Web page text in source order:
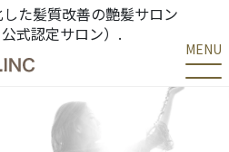
た髪質改善の艶髪サロン
公式認定サロン）.
MENU